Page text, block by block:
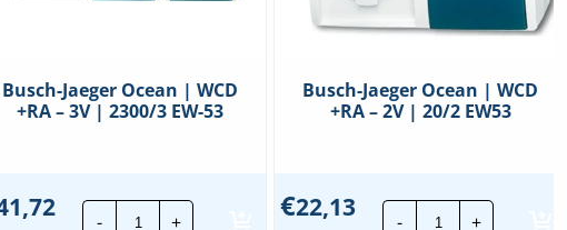
Busch-Jaeger Ocean | WCD
+RA – 3V | 2300/3 EW-53
-
Busch-
+
Busch-Jaeger Ocean | WCD
+RA – 2V | 20/2 EW53
€22,13 -
Busch-
+